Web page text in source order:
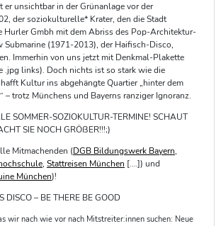
er unsichtbar in der Grünanlage vor der
der soziokulturelle* Krater, den die Stadt
Hurler Gmbh mit dem Abriss des Pop-Architektur-
Submarine (1971-2013), der Haifisch-Disco,
Immerhin von uns jetzt mit Denkmal-Plakette
.jpg links). Doch nichts ist so stark wie die
Kultur ins abgehängte Quartier „hinter dem
– trotz Münchens und Bayerns ranziger Ignoranz.
SOMMER-SOZIOKULTUR-TERMINE! SCHAUT
SIE NOCH GRÖßER!!!;)
Mitmachenden (DGB Bildungswerk Bayern,
, Stattreisen München [….]) und
München)!
DISCO – BE THERE BE GOOD
wir nach wie vor nach Mitstreiter:innen suchen: Neue